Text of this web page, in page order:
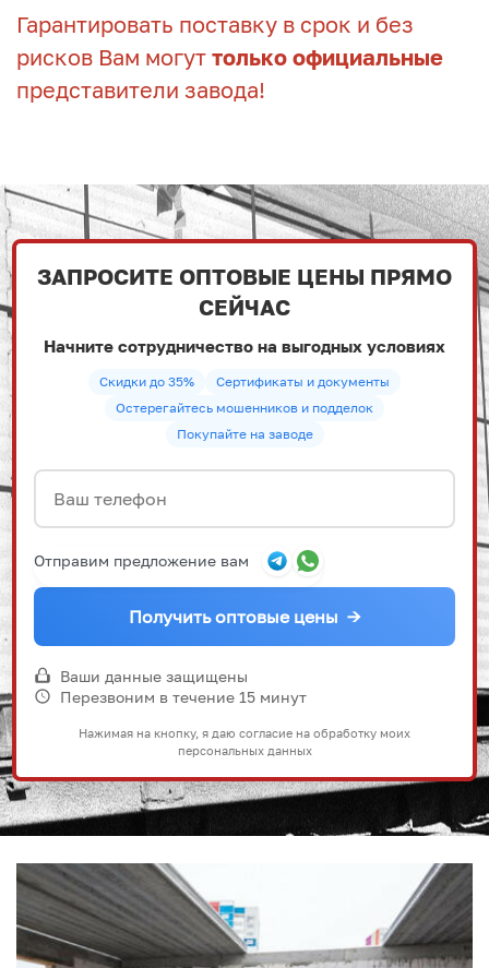
Гарантировать поставку в срок и без
рисков Вам могут только официальные
представители завода!
ЗАПРОСИТЕ ОПТОВЫЕ ЦЕНЫ ПРЯМО
СЕЙЧАС
Начните сотрудничество на выгодных условиях
Скидки до 35%
Сертификаты и документы
Остерегайтесь мошенников и подделок
Покупайте на заводе
Отправим предложение вам
Получить оптовые цены →
Ваши данные защищены
Перезвоним в течение 15 минут
Нажимая на кнопку, я даю согласие на обработку моих
персональных данных